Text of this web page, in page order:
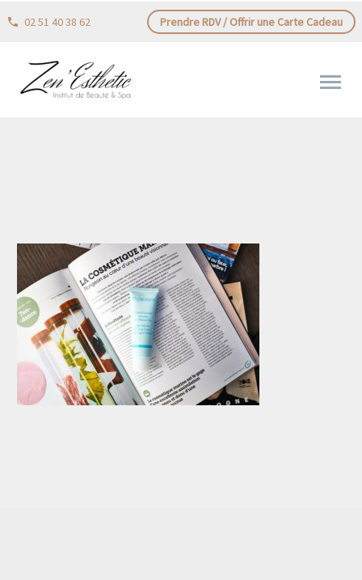
02 51 40 38 62 Prendre RDV / Offrir une Carte Cadeau